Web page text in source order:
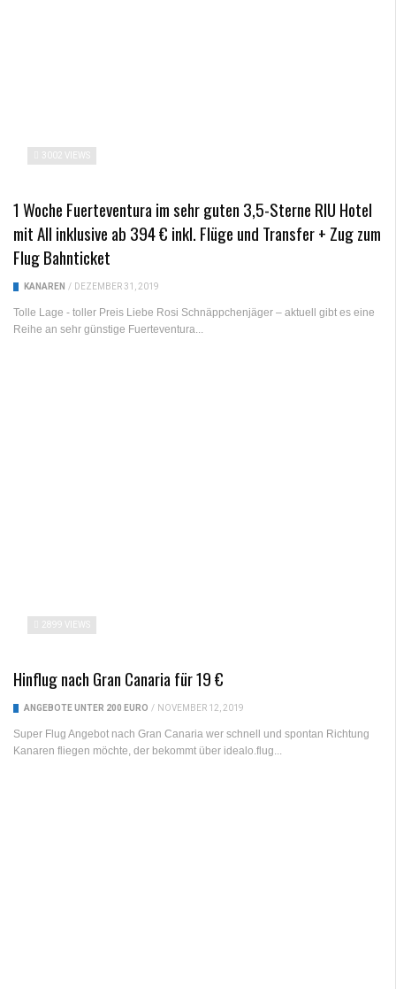
3002 VIEWS
1 Woche Fuerteventura im sehr guten 3,5-Sterne RIU Hotel
mit All inklusive ab 394 € inkl. Flüge und Transfer + Zug zum
Flug Bahnticket
KANAREN / DEZEMBER 31, 2019
Tolle Lage - toller Preis Liebe Rosi Schnäppchenjäger – aktuell gibt es eine
Reihe an sehr günstige Fuerteventura...
2899 VIEWS
Hinflug nach Gran Canaria für 19 €
ANGEBOTE UNTER 200 EURO / NOVEMBER 12, 2019
Super Flug Angebot nach Gran Canaria wer schnell und spontan Richtung
Kanaren fliegen möchte, der bekommt über idealo.flug...